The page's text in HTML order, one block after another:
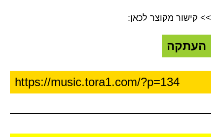
>> קישור מקוצר לכאן:
העתקה